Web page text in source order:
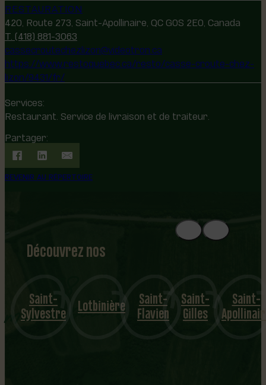
RESTAURATION
420, Route 273, Saint-Apollinaire, QC G0S 2E0, Canada
T. (418) 881-3063
cassecroutechezlizon@videotron.ca
https://www.restoquebec.ca/resto/casse-croute-chez-
lizon/9431/fr/
Services:
Restaurant. Service de livraison et de traiteur.
Partager:
REVENIR AU RÉPERTOIRE
Découvrez nos
1
8
mu
nicipalités
Saint-
Sylvestre Lotbinière Saint-
Flavien
Saint-
Gilles
Saint-